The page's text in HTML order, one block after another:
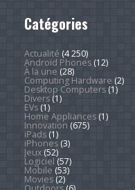
Catégories
Actualité (4 250)
Android Phones(12)
À la une (28)
Computing Hardware (2)
Desktop Computers(1)
Divers(1)
EVs(1)
Home Appliances(1)
Innovation (675)
iPads(1)
iPhones(3)
Jeux(52)
Logiciel (57)
Mobile (53)
Movies(2)